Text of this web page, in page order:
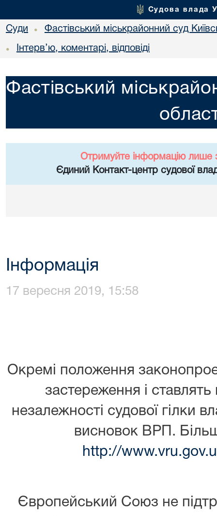
Судова влада
Суди • Фастівський міськрайонний суд
• Інтерв’ю, коментарі, відповіді
Фастівський
Отримуйте інформацію лише
Єдиний Контакт-центр судової
Інформація
17 вересня 2019, 15:58
Окремі положення
застереження і ставлять
незалежності судової гілки
висновок ВРП.
http://
Європейський Союз не